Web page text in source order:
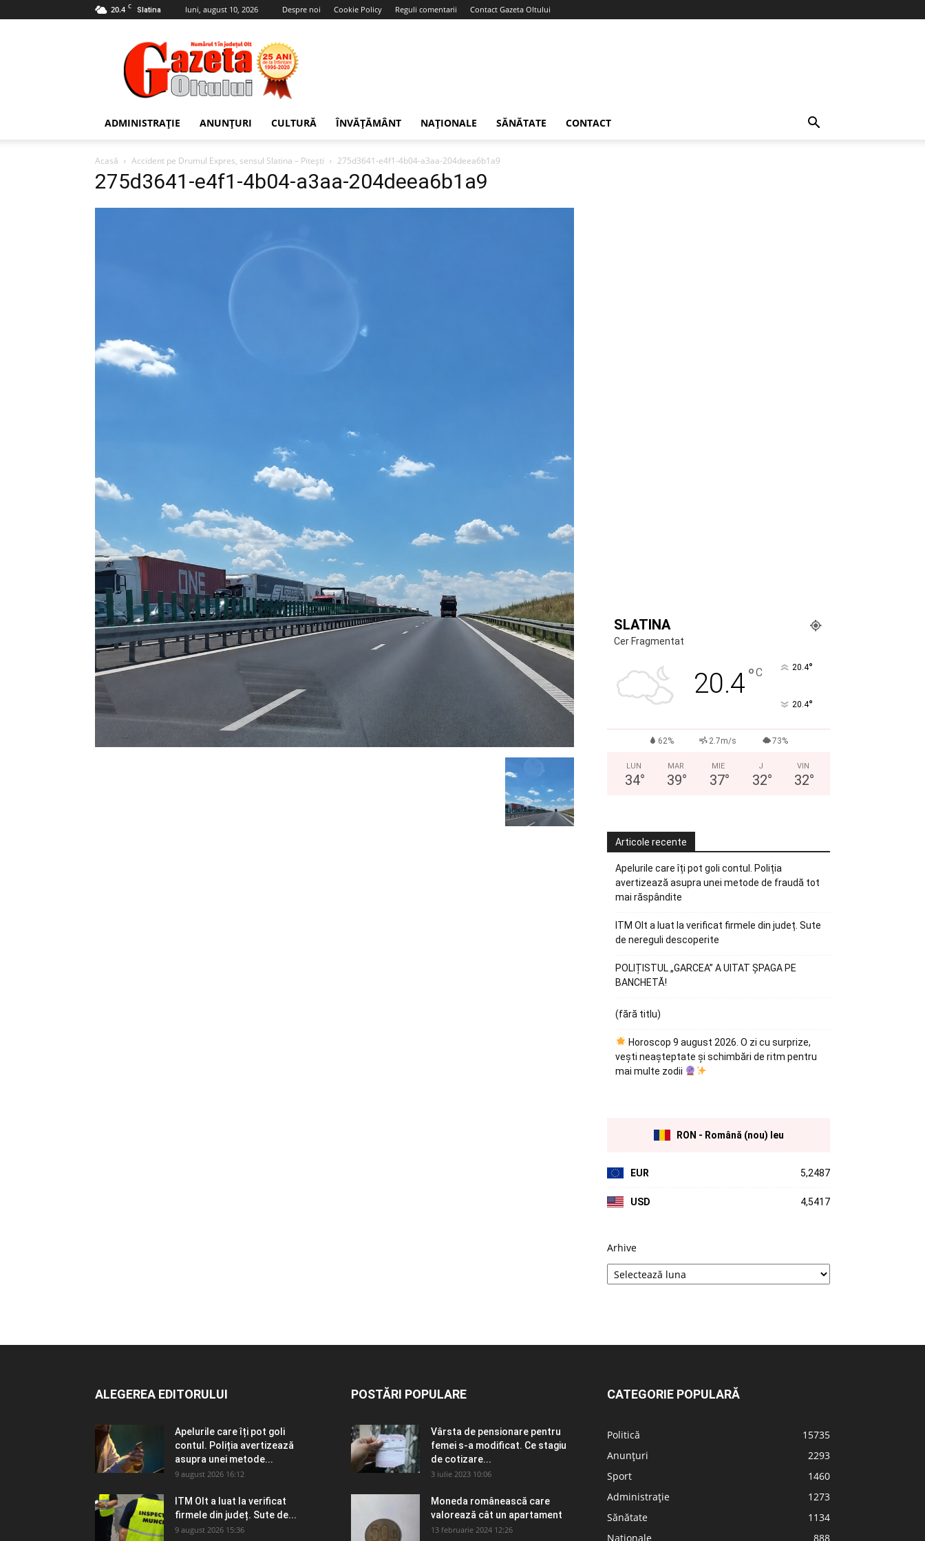
20.4 C Slatina luni, august 10, 2026 Despre noi Cookie Policy Reguli comentarii Contact Gazeta Oltului
Gazeta
Oltului
ADMINISTRAȚIE ANUNȚURI CULTURĂ ÎNVĂȚĂMÂNT NAȚIONALE SĂNĂTATE CONTACT
Acasă Accident pe Drumul Expres, sensul Slatina – Pitești 275d3641-e4f1-4b04-a3aa-204deea6b1a9
275d3641-e4f1-4b04-a3aa-204deea6b1a9
SLATINA
Cer Fragmentat
20.4°C 20.4°
20.4°
62% 2.7m/s 73%
LUN
34°
MAR
39°
MIE
37°
J
32°
VIN
32°
Articole recente
Apelurile care îți pot goli contul. Poliția
avertizează asupra unei metode de fraudă tot
mai răspândite
ITM Olt a luat la verificat firmele din județ. Sute
de nereguli descoperite
POLIȚISTUL „GARCEA” A UITAT ȘPAGA PE
BANCHETĂ!
(fără titlu)
Horoscop 9 august 2026. O zi cu surprize,
vești neașteptate și schimbări de ritm pentru
mai multe zodii
RON - Română (nou) leu
EUR 5,2487
USD 4,5417
Arhive
ALEGEREA EDITORULUI
Apelurile care îți pot goli
contul. Poliția avertizează
asupra unei metode...
9 august 2026 16:12
ITM Olt a luat la verificat
firmele din județ. Sute de...
9 august 2026 15:36
POSTĂRI POPULARE
Vârsta de pensionare pentru
femei s-a modificat. Ce stagiu
de cotizare...
3 iulie 2023 10:06
Moneda românească care
valorează cât un apartament
13 februarie 2024 12:26
CATEGORIE POPULARĂ
Politică
15735
Anunțuri
2293
Sport
1460
Administrație
1273
Sănătate
1134
Naționale
888